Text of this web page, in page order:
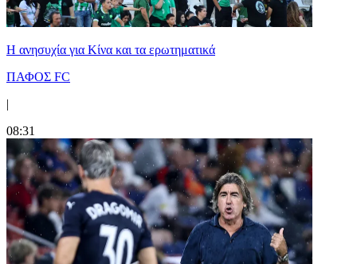
Η ανησυχία για Κίνα και τα ερωτηματικά
ΠΑΦΟΣ FC
|
08:31